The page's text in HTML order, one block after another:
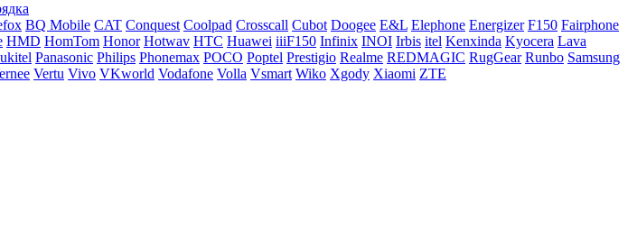
BQ Mobile CAT Conquest Coolpad Crosscall Cubot Doogee E&L Elephone Energizer F150 Fairphone
HMD HomTom Honor Hotwav HTC Huawei iiiF150 Infinix INOI Irbis itel Kenxinda Kyocera Lava
Panasonic Philips Phonemax POCO Poptel Prestigio Realme REDMAGIC RugGear Runbo Samsung
Vertu Vivo VKworld Vodafone Volla Vsmart Wiko Xgody Xiaomi ZTE